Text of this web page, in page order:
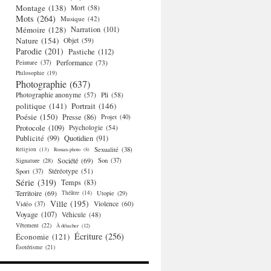
Montage (138) Mort (58)
Mots (264) Musique (42)
Mémoire (128) Narration (101)
Nature (154) Objet (59)
Parodie (201) Pastiche (112)
Peinture (37) Performance (73)
Philosophie (19)
Photographie (637)
Photographie anonyme (57) Pli (58)
politique (141) Portrait (146)
Poésie (150) Presse (86) Projet (40)
Protocole (109) Psychologie (54)
Publicité (99) Quotidien (91)
Religion (13) Roman-photo (8) Sexualité (38)
Signature (28) Société (69) Son (37)
Sport (37) Stéréotype (51)
Série (319) Temps (83)
Territoire (69) Théâtre (14) Utopie (29)
Vidéo (37) Ville (195) Violence (60)
Voyage (107) Véhicule (48)
Vêtement (22) À détacher (12)
Économie (121) Écriture (256)
Ésotérisme (21)